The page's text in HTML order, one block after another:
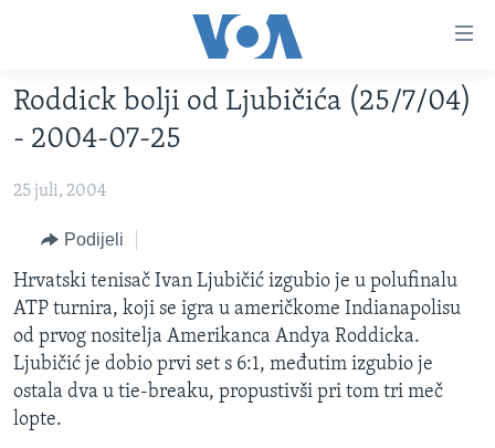
glavni
sadržaj
na
navigaciju
Idi
na
pretragu
FOTOGRAFIJE DANA
VIJESTI
SJEDINJENE AMERIČKE DRŽAVE
BOSNA I HERCEGOVINA
SVIJET
NAUKA I TEHNOLOGIJA
SPECIJALNI PROJEKTI
KORUPCIJA
SLOBODA MEDIJA
ŽENSKA STRANA
Roddick bolji od Ljubičića (25/7/04)
- 2004-07-25
25 juli, 2004
Podijeli
Hrvatski tenisač Ivan Ljubičić izgubio je u polufinalu
ATP turnira, koji se igra u američkome Indianapolisu
od prvog nositelja Amerikanca Andya Roddicka.
Ljubičić je dobio prvi set s 6:1, međutim izgubio je
ostala dva u tie-breaku, propustivši pri tom tri meč
lopte.